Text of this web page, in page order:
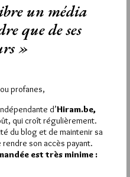
,Ivan Boev,NATIVES
,Strasbourg
est
abonnés.
rédiger des
devez :
un média
que de ses
»
profanes,
d’Hiram.be,
qui croît régulièrement.
du blog et de maintenir sa
son accès payant.
est très minime :